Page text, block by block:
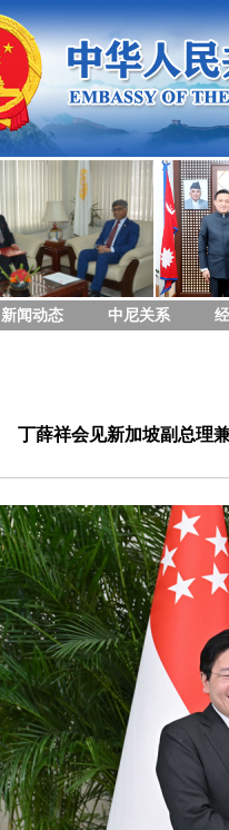
新闻动态 中尼关系
丁薛祥会见新加坡副总理